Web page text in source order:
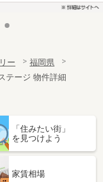
ー
福岡県
テージ 物件詳細
「住みたい街」
を見つけよう
家賃相場